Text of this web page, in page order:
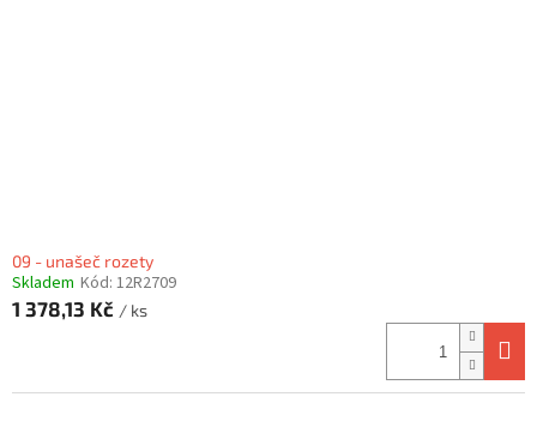
09 - unašeč rozety
Skladem Kód: 12R2709
1 378,13 Kč / ks